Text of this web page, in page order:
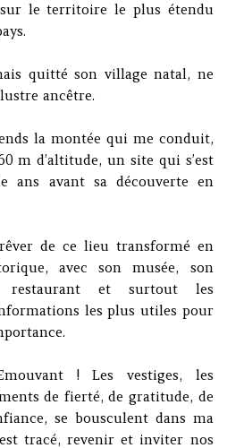
le territoire le plus étendu
quitté son village natal, ne
ancêtre.
la montée qui me conduit,
m d’altitude, un site qui s’est
ans avant sa découverte en
de ce lieu transformé en
avec son musée, son
restaurant et surtout les
les plus utiles pour
! Les vestiges, les
de fierté, de gratitude, de
se bousculent dans ma
tracé, revenir et inviter nos